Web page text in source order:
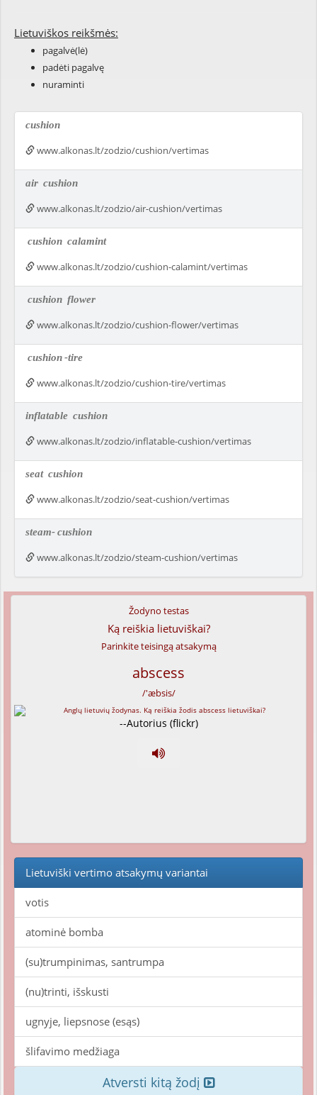
Lietuviškos reikšmės:
pagalvė(lė)
padėti pagalvę
nuraminti
cushion
www.alkonas.lt/zodzio/cushion/vertimas
air cushion
www.alkonas.lt/zodzio/air-cushion/vertimas
cushion calamint
www.alkonas.lt/zodzio/cushion-calamint/vertimas
cushion flower
www.alkonas.lt/zodzio/cushion-flower/vertimas
cushion-tire
www.alkonas.lt/zodzio/cushion-tire/vertimas
inflatable cushion
www.alkonas.lt/zodzio/inflatable-cushion/vertimas
seat cushion
www.alkonas.lt/zodzio/seat-cushion/vertimas
steam-cushion
www.alkonas.lt/zodzio/steam-cushion/vertimas
Žodyno testas
Ką reiškia lietuviškai?
Parinkite teisingą atsakymą
abscess
/'æbsis/
--Autorius (flickr)
Lietuviški vertimo atsakymų variantai
votis
atominė bomba
(su)trumpinimas, santrumpa
(nu)trinti, išskusti
ugnyje, liepsnose (esąs)
šlifavimo medžiaga
Atversti kitą žodį